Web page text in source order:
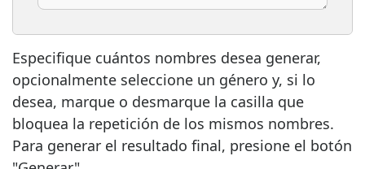
Especifique cuántos nombres desea generar,
opcionalmente seleccione un género y, si lo
desea, marque o desmarque la casilla que
bloquea la repetición de los mismos nombres.
Para generar el resultado final, presione el botón